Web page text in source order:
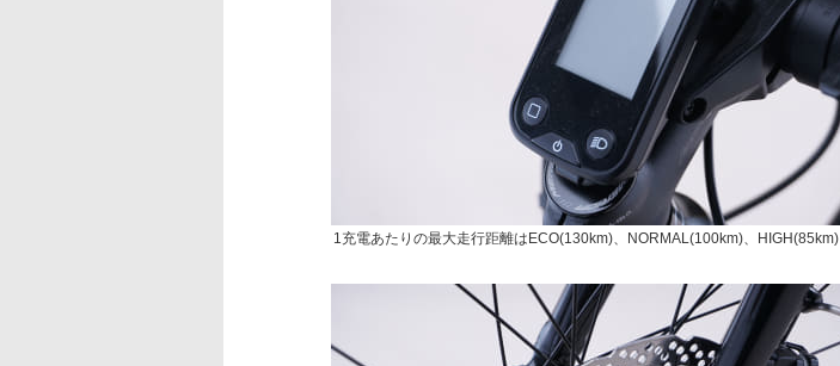
1充電あたりの最大走行距離はECO(130km)、NORMAL(100km)、HIGH(85km)